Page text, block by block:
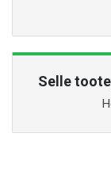
Selle